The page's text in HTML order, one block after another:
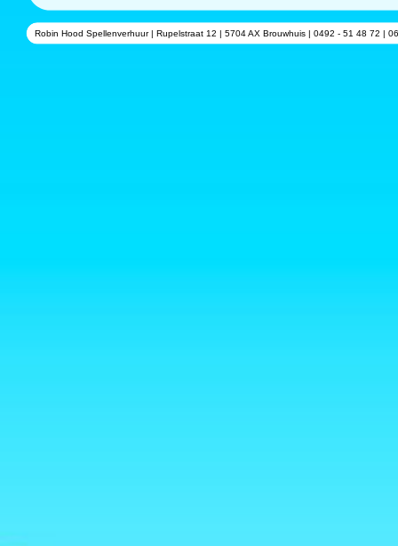
Robin Hood Spellenverhuur | Rupelstraat 12 | 5704 AX Brouwhuis | 0492 - 51 48 72 |